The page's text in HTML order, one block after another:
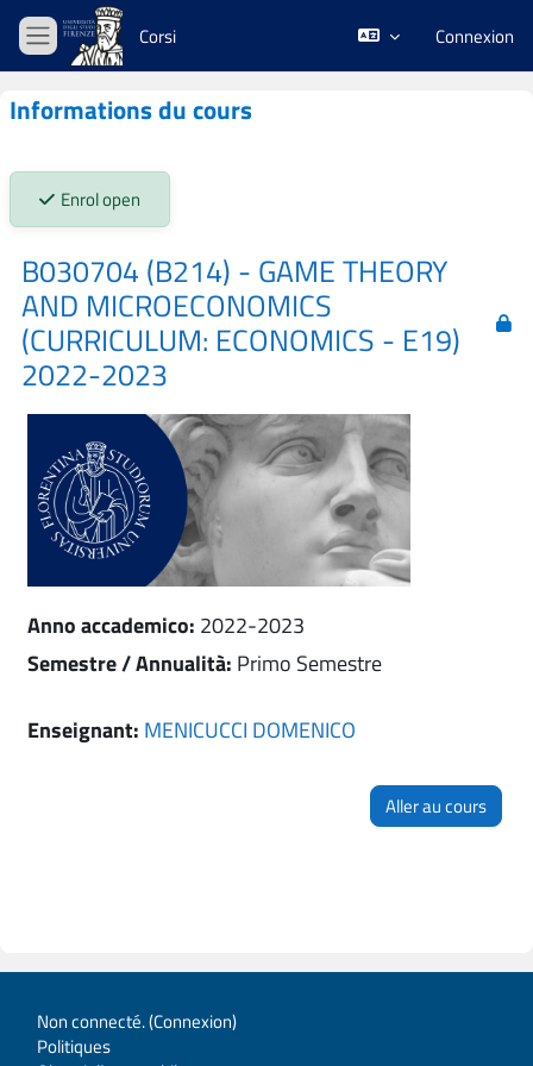
Passer au contenu principal
Panneau latéral
Corsi Connexion
Informations du cours
Stato iscrizioni:
Enrol open
B030704 (B214) - GAME THEORY
AND MICROECONOMICS
(CURRICULUM: ECONOMICS - E19)
2022-2023
Anno accademico: 2022-2023
Semestre / Annualità: Primo Semestre
Enseignant: MENICUCCI DOMENICO
Aller au cours
Non connecté. (Connexion)
Politiques